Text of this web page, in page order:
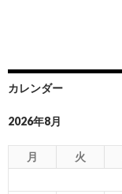
カレンダー
2026年8月
月 火